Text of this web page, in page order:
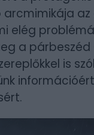
az
elég
a párbeszéd
is